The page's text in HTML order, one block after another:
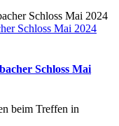
Schloss Mai 2024
Schloss Mai